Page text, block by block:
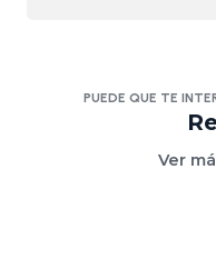
PUEDE QUE TE
Ver